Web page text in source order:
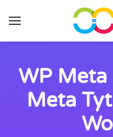
Przejdź do
WP Meta
Meta